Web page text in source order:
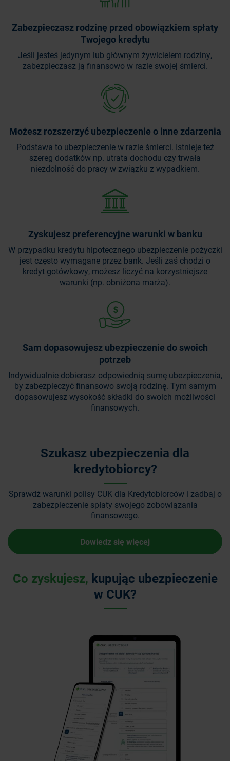
Zabezpieczasz rodzinę przed obowiązkiem spłaty
Twojego kredytu
Jeśli jesteś jedynym lub głównym żywicielem rodziny,
zabezpieczasz ją finansowo w razie swojej śmierci.
Możesz rozszerzyć ubezpieczenie o inne zdarzenia
Podstawa to ubezpieczenie w razie śmierci. Istnieje też
szereg dodatków np. utrata dochodu czy trwała
niezdolność do pracy w związku z wypadkiem.
Zyskujesz preferencyjne warunki w banku
W przypadku kredytu hipotecznego ubezpieczenie pożyczki
jest często wymagane przez bank. Jeśli zaś chodzi o
kredyt gotówkowy, możesz liczyć na korzystniejsze
warunki (np. obniżona marża).
Sam dopasowujesz ubezpieczenie do swoich
potrzeb
Indywidualnie dobierasz odpowiednią sumę ubezpieczenia,
by zabezpieczyć finansowo swoją rodzinę. Tym samym
dopasowujesz wysokość składki do swoich możliwości
finansowych.
Szukasz ubezpieczenia dla
kredytobiorcy?
Sprawdź warunki polisy CUK dla Kredytobiorców i zadbaj o
zabezpieczenie spłaty swojego zobowiązania
finansowego.
Dowiedz się więcej
Co zyskujesz, kupując ubezpieczenie
w CUK?